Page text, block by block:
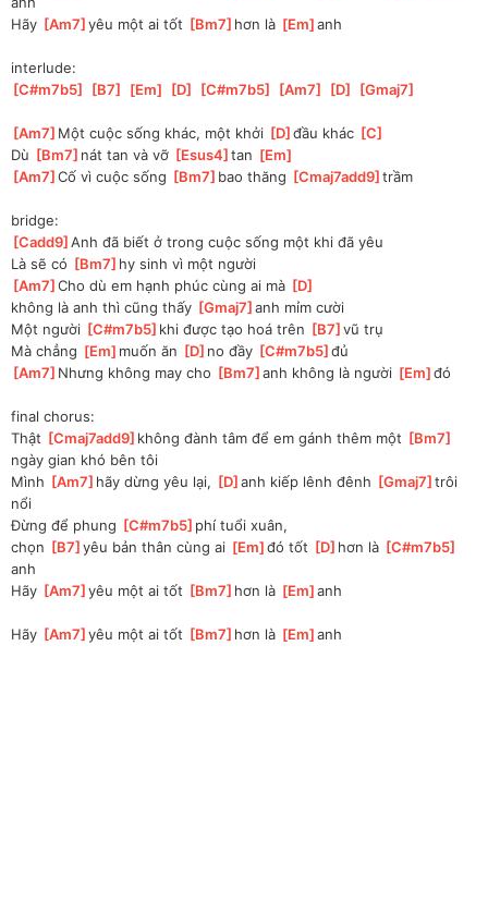
Hãy [Am7 ]
yêu một ai tốt [Bm7 ]hơn là [Em ]
anh
interlude:
[C#m7b5 [B7 [Em [D [C#m7b5 [Am7 [D [Gmaj7
[Am7 ]Một cuộc sống khác, một khởi [D ]
đầu khác [C
Dù [Bm7 ]nát tan và vỡ [Esus4 ]tan [Em
[Am7 ]
Cố vì cuộc sống [Bm7 ]bao thăng [Cmaj7add9 ]trầm
bridge:
[Cadd9 ]
Anh đã biết ở trong cuộc sống một khi đã yêu
Là sẽ có [Bm7 ]hy sinh vì một người
[Am7 ]
Cho dù em hạnh phúc cùng ai mà [D
không là anh thì cũng thấy [Gmaj7 ]
anh mỉm cười
Một người [C#m7b5 ]khi được tạo hoá trên [B7 ]
vũ trụ
Mà chẳng [Em ]muốn ăn [D ]no đầy [C#m7b5 ]
đủ
[Am7 ]Nhưng không may cho [Bm7 ]
anh không là người [Em ]
đó
final chorus:
Thật [Cmaj7add9 ]không đành tâm để em gánh thêm một [Bm7
ngày gian khó bên tôi
Mình [Am7 ]hãy dừng yêu lại, [D ]
anh kiếp lênh đênh [Gmaj7 ]trôi
nổi
Đừng để phung [C#m7b5 ]phí tuổi xuân,
chọn [B7 ]
yêu bản thân cùng ai [Em ]
đó tốt [D ]hơn là [C#m7b5
anh
Hãy [Am7 ]
yêu một ai tốt [Bm7 ]hơn là [Em ]
anh
Hãy [Am7 ]
yêu một ai tốt [Bm7 ]hơn là [Em ]
anh